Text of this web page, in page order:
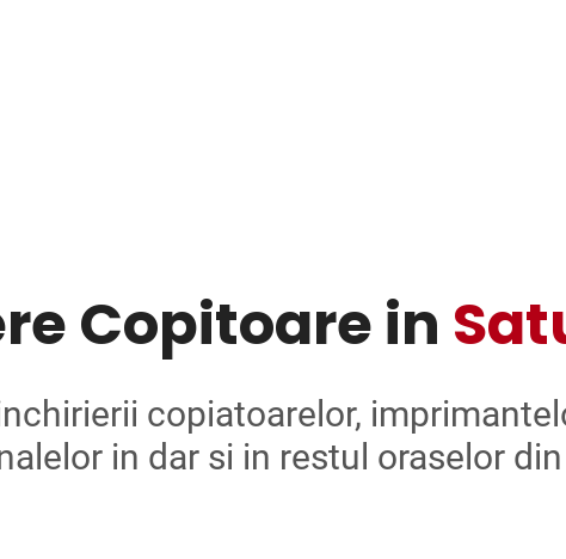
Copitoare in
copiatoarelor,
in dar si in restul oraselor din